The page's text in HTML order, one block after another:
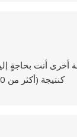
كنتيجة (أكثر من 200 صيغة مدعومة)